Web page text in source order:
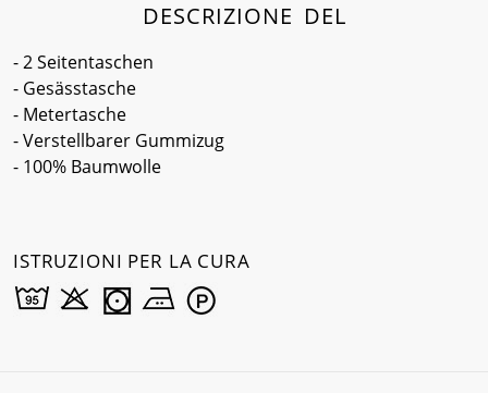
DESCRIZIONE DEL
- 2 Seitentaschen
- Gesässtasche
- Metertasche
- Verstellbarer Gummizug
- 100% Baumwolle
ISTRUZIONI PER LA CURA